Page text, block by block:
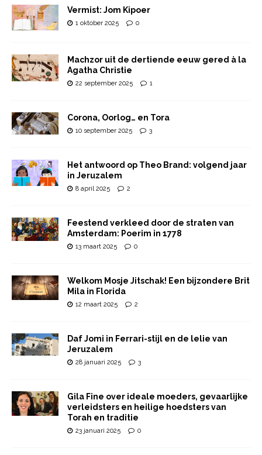
Vermist: Jom Kipoer
1 oktober 2025 0
Machzor uit de dertiende eeuw gered à la
Agatha Christie
22 september 2025 1
Corona, Oorlog… en Tora
10 september 2025 3
Het antwoord op Theo Brand: volgend jaar
in Jeruzalem
8 april 2025 2
Feestend verkleed door de straten van
Amsterdam: Poerim in 1778
13 maart 2025 0
Welkom Mosje Jitschak! Een bijzondere Brit
Mila in Florida
12 maart 2025 2
Daf Jomi in Ferrari-stijl en de lelie van
Jeruzalem
28 januari 2025 3
Gila Fine over ideale moeders, gevaarlijke
verleidsters en heilige hoedsters van
Torah en traditie
23 januari 2025 0